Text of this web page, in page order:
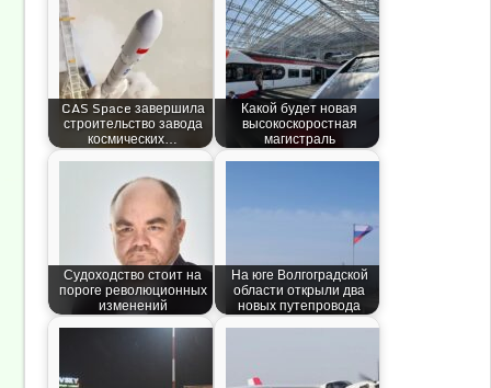
CAS Space завершила
строительство завода
космических…
Какой будет новая
высокоскоростная
магистраль
Судоходство стоит на
пороге революционных
изменений
На юге Волгоградской
области открыли два
новых путепровода